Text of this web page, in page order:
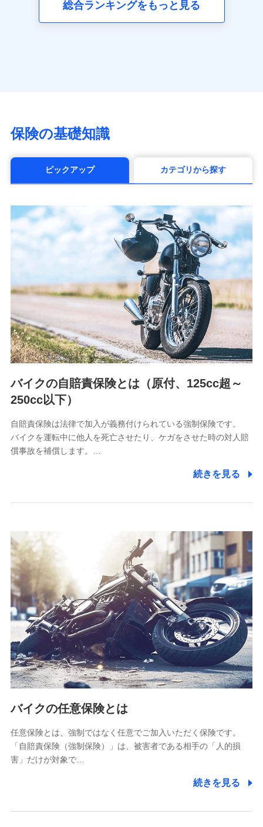
アクサ生命保険株式会社
（https://www.axa.co.jp/）
第一ネオ生命保険株式会社
（https://neofirst.co.jp/）
life.co.jp）
太陽生命保険株式会社（https://www.taiyo-
（https://www.zurichlife.co.jp/）
東京海上日動あんしん生命保険株式会社
（https://www.tmn-anshin.co.jp/）
なないろ生命保険株式会社
（https://www.nanairolife.co.jp/）
日本生命保険相互会社
（https://www.nissay.co.jp）
はなさく生命保険株式会社
（https://www.life8739.co.jp/）
マニュライフ生命保険株式会社
（https://www.manulife.co.jp/）
三井住友海上あいおい生命保険株式会社
メットライフ生命株式会社
(https://www.metlife.co.jp/)
メディケア生命保険株式会社
（https://www.medicarelife.com/）
■少額短期保険
SBIリスタ少額短期保険会社
(https://www.jishin.co.jp/)
スマートプラス少額短期保険株式会社
（https://www.smartplus-insurance.com/）
チューリッヒ少額短期保険株式会社
(https://www.zurichssi.co.jp/)
Tokio Marine X少額短期保険株式会社
(https://www.tokiomarine-x.co.jp/)
ペットメディカルサポート株式会社
(https://pshoken.co.jp/)
リトルファミリー少額短期保険株式会社
(https://www.littlefamily-ssi.com/)
2.共同募集を行う代理店から受領する個人情報
郵便、電話、およびＥメール等により、当社と取引のあるも
しくは委託を受けている保険会社・提携会社の保険その他に
関する情報を提供し、金融商品等の契約を勧奨するため、ま
た維持管理等の委託業務遂行のため、またそれらに付帯、関
（なお、当社は複数の保険会社と取引があり、取得した個人
総合ランキングをもっと見る
保険の基礎知識
ピックアップ カテゴリから探す
バイクの自賠責保険とは（原付、125cc超～
250cc以下）
自賠責保険は法律で加入が義務付けられている強制保険です。
バイクを運転中に他人を死亡させたり、ケガをさせた時の対人賠
償事故を補償します。…
続きを見る
バイクの任意保険とは
任意保険とは、強制ではなく任意でご加入いただく保険です。
「自賠責保険（強制保険）」は、被害者である相手の「人的損
害」だけが対象で…
続きを見る